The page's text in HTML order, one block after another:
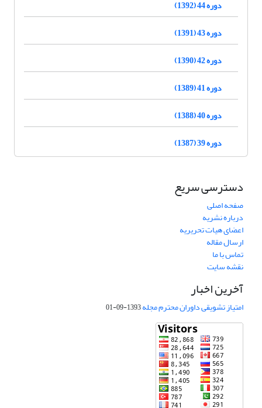
دوره 44 (1392)
دوره 43 (1391)
دوره 42 (1390)
دوره 41 (1389)
دوره 40 (1388)
دوره 39 (1387)
دسترسی سریع
صفحه اصلی
درباره نشریه
اعضای هیات تحریریه
ارسال مقاله
تماس با ما
نقشه سایت
آخرین اخبار
امتیاز تشویقی داوران محترم مجله1393-09-01